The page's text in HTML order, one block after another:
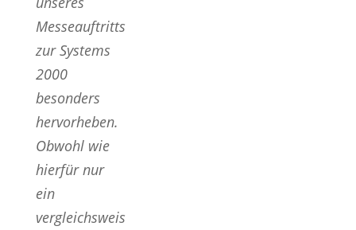
Messeauftritts
zur Systems
2000
besonders
hervorheben.
Obwohl wie
hierfür nur
ein
vergleichsweis